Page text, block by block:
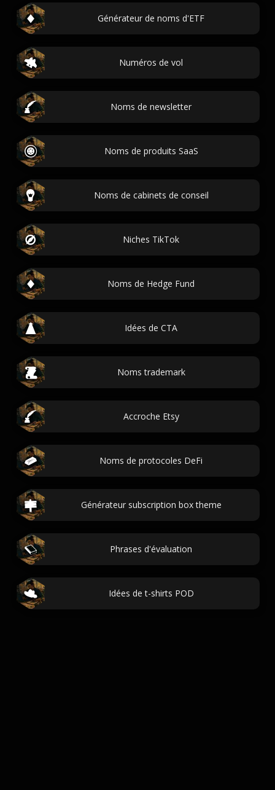
Générateur de noms d'ETF
Numéros de vol
Noms de newsletter
Noms de produits SaaS
Noms de cabinets de conseil
Niches TikTok
Noms de Hedge Fund
Idées de CTA
Noms trademark
Accroche Etsy
Noms de protocoles DeFi
Générateur subscription box theme
Phrases d'évaluation
Idées de t-shirts POD